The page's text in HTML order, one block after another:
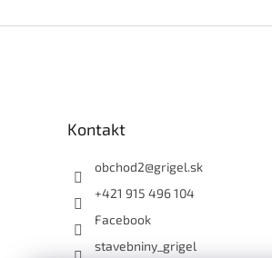
Kontakt
obchod2@grigel.sk
+421 915 496 104
Facebook
stavebniny_grigel